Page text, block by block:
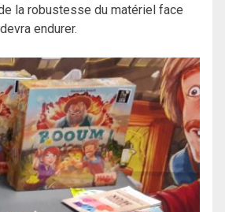
la robustesse du matériel face
endurer.